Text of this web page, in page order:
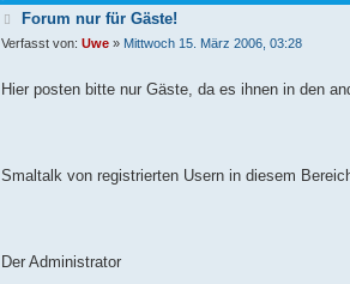
B
e
i
r
Forum nur für Gäste!
Verfasst von: Uwe » Mittwoch 15. März 2006, 03:28
Hier posten bitte nur Gäste, da es ihnen in den
Smaltalk von registrierten Usern in diesem
Der Administrator